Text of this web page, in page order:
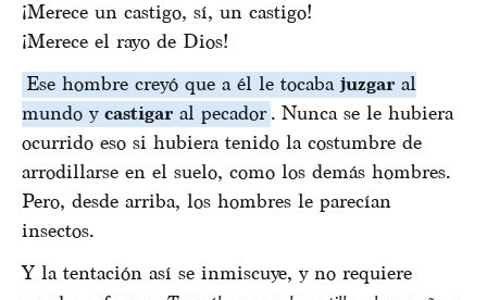
¡Merece un castigo, sí, un castigo!
¡Merece el rayo de Dios!
Ese hombre creyó que a él le tocaba juzgar al
mundo y castigar al pecador . Nunca se le hubiera
ocurrido eso si hubiera tenido la costumbre de
arrodillarse en el suelo, como los demás hombres.
Pero, desde arriba, los hombres le parecían
insectos.
Y la tentación así se inmiscuye, y no requiere